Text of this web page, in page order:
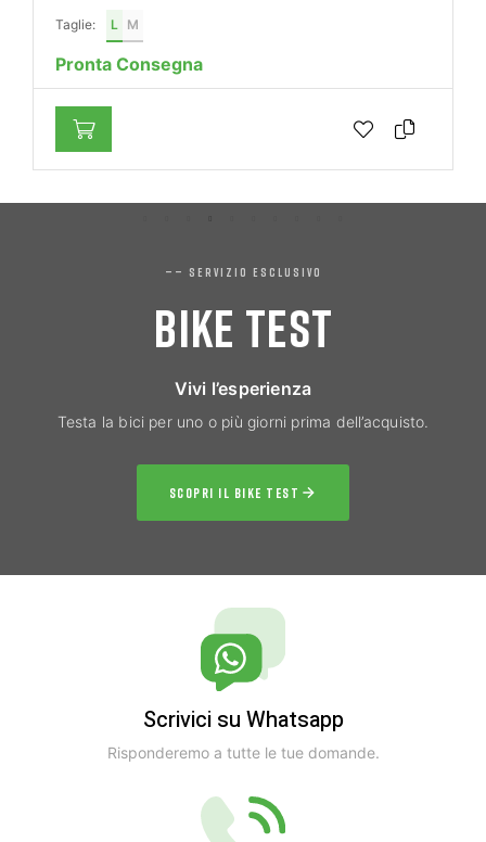
Taglie: L M
Pronta Consegna
—— SERVIZIO ESCLUSIVO
BIKE TEST
Vivi l’esperienza
Testa la bici per uno o più giorni prima dell’acquisto.
SCOPRI IL BIKE TEST
Scrivici su Whatsapp
Risponderemo a tutte le tue domande.